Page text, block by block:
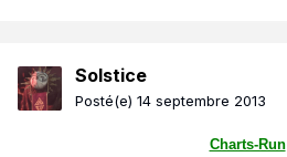
Solstice
Posté(e) 14 septembre 2013
Charts-Run